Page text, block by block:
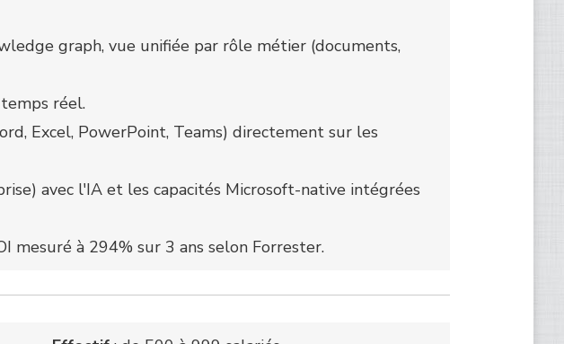
graph, vue unifiée par rôle métier (documents,
réel.
Excel, PowerPoint, Teams) directement sur les
avec l'IA et les capacités Microsoft-native intégrées
mesuré à 294% sur 3 ans selon Forrester.